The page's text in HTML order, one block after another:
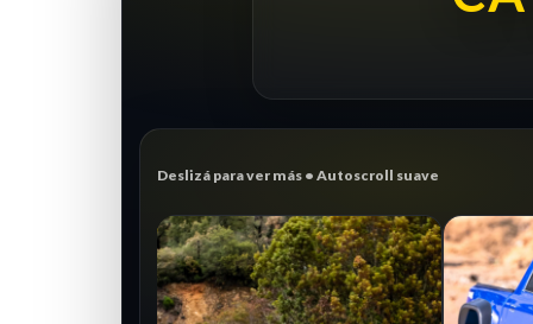
Deslizá para ver más • Autoscroll suave
CRAWLER